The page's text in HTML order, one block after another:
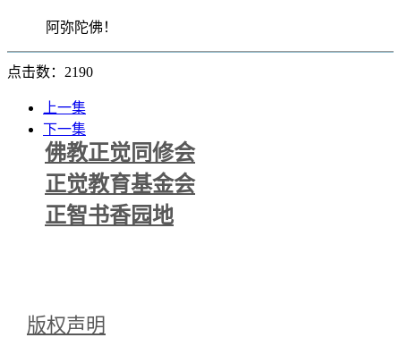
阿弥陀佛！
点击数：2190
上一集
下一集
佛教正觉同修会
正觉教育基金会
正智书香园地
版权声明